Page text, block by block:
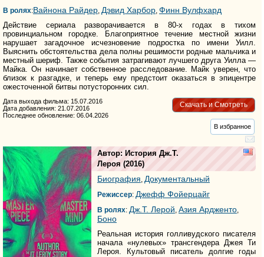
В ролях:Вайнона Райдер, Дэвид Харбор, Финн Вулфхард
Действие сериала разворачивается в 80-х годах в тихом
провинциальном городке. Благоприятное течение местной жизни
нарушает загадочное исчезновение подростка по имени Уилл.
Выяснить обстоятельства дела полны решимости родные мальчика и
местный шериф. Также события затрагивают лучшего друга Уилла —
Майка. Он начинает собственное расследование. Майк уверен, что
близок к разгадке, и теперь ему предстоит оказаться в эпицентре
ожесточенной битвы потусторонних сил.
Скачать и Смотреть
Дата выхода фильма: 15.07.2016
Дата добавления: 21.07.2016
Последнее обновление: 06.04.2026
В избранное
Автор: История Дж.Т.
Лероя (2016)
Биография Документальный
Режиссер: Джефф Фойерцайг
В ролях: Дж.Т. Лерой Азия Ардженто
Боно
Реальная история голливудского писателя
начала «нулевых» трансгендера Джея Ти
Лероя. Культовый писатель долгие годы